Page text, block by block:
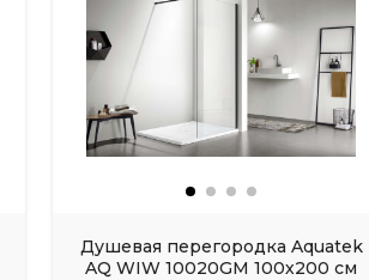
Душевая перегородка Aquatek
AQ WIW 10020GM 100х200 см